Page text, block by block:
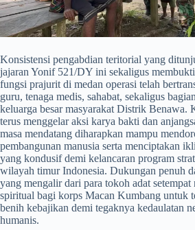
​Konsistensi pengabdian teritorial yang
jajaran Yonif 521/DY ini sekaligus
fungsi prajurit di medan operasi telah
guru, tenaga medis, sahabat, sekaligus
keluarga besar masyarakat Distrik Benawa.
terus menggelar aksi karya bakti dan
masa mendatang diharapkan mampu
pembangunan manusia serta menciptakan
yang kondusif demi kelancaran program
wilayah timur Indonesia. Dukungan penuh
yang mengalir dari para tokoh adat setempat
spiritual bagi korps Macan Kumbang untuk
benih kebajikan demi tegaknya kedaulatan
humanis.